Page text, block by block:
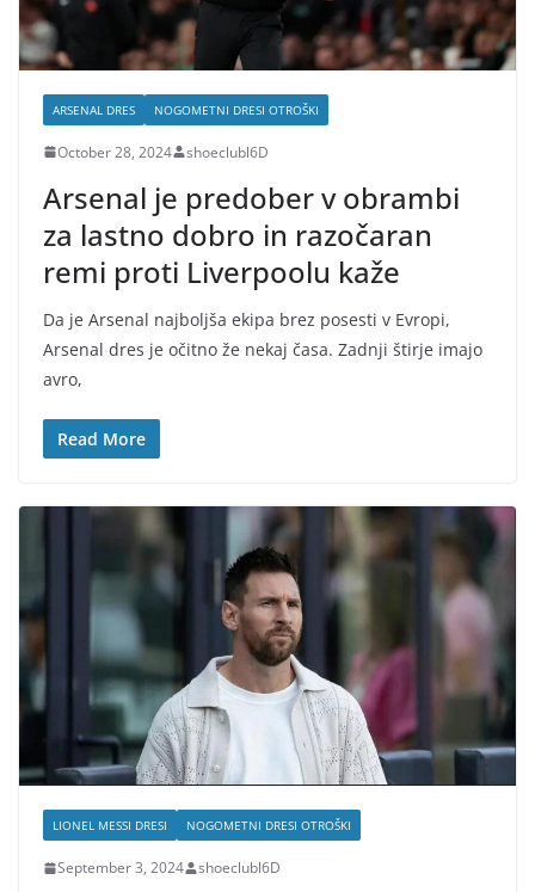
ARSENAL DRES NOGOMETNI DRESI OTROŠKI
October 28, 2024 shoeclubl6D
Arsenal je predober v obrambi
za lastno dobro in razočaran
remi proti Liverpoolu kaže
Da je Arsenal najboljša ekipa brez posesti v Evropi,
Arsenal dres je očitno že nekaj časa. Zadnji štirje imajo
avro,
Read More
LIONEL MESSI DRESI NOGOMETNI DRESI OTROŠKI
September 3, 2024 shoeclubl6D